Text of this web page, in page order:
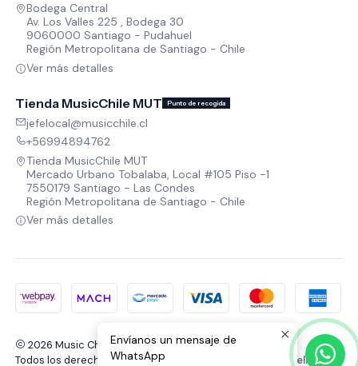
Bodega Central
Av. Los Valles 225 , Bodega 30
9060000 Santiago - Pudahuel
Región Metropolitana de Santiago - Chile
Ver más detalles
Tienda MusicChile MUT Punto de recogida
jefelocal@musicchile.cl
+56994894762
Tienda MusicChile MUT
Mercado Urbano Tobalaba, Local #105 Piso -1
7550179 Santiago - Las Condes
Región Metropolitana de Santiago - Chile
Ver más detalles
2026 Music Chile.
Todos los derechos reservados.
Desarrollado por Jumpseller.
Envíanos un mensaje de
WhatsApp